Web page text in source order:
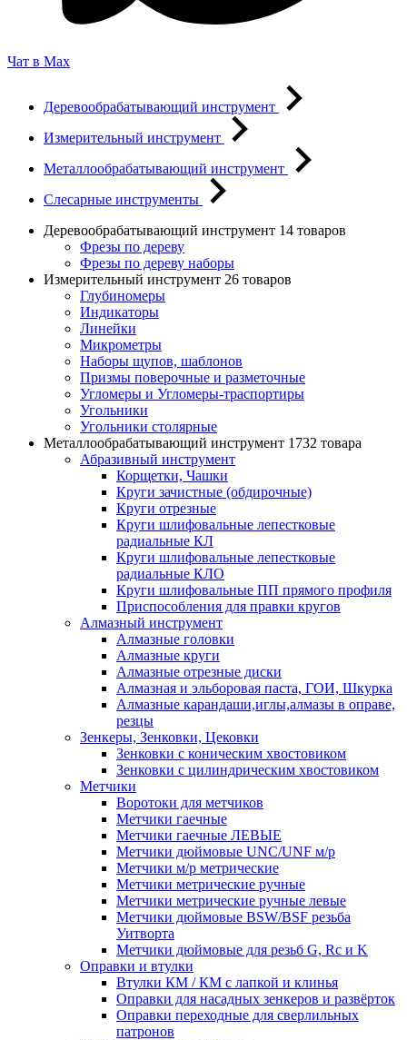
Чат в Max
Деревообрабатывающий инструмент
Измерительный инструмент
Металлообрабатывающий инструмент
Слесарные инструменты
Деревообрабатывающий инструмент 14 товаров
Фрезы по дереву
Фрезы по дереву наборы
Измерительный инструмент 26 товаров
Глубиномеры
Индикаторы
Линейки
Микрометры
Наборы щупов, шаблонов
Призмы поверочные и разметочные
Угломеры и Угломеры-траспортиры
Угольники
Угольники столярные
Металлообрабатывающий инструмент 1732 товара
Абразивный инструмент
Корщетки, Чашки
Круги зачистные (обдирочные)
Круги отрезные
Круги шлифовальные лепестковые
радиальные КЛ
Круги шлифовальные лепестковые
радиальные КЛО
Круги шлифовальные ПП прямого профиля
Приспособления для правки кругов
Алмазный инструмент
Алмазные головки
Алмазные круги
Алмазные отрезные диски
Алмазная и эльборовая паста, ГОИ, Шкурка
Алмазные карандаши,иглы,алмазы в оправе,
резцы
Зенкеры, Зенковки, Цековки
Зенковки с коническим хвостовиком
Зенковки с цилиндрическим хвостовиком
Метчики
Воротоки для метчиков
Метчики гаечные
Метчики гаечные ЛЕВЫЕ
Метчики дюймовые UNC/UNF м/р
Метчики м/р метрические
Метчики метрические ручные
Метчики метрические ручные левые
Метчики дюймовые BSW/BSF резьба
Уитворта
Метчики дюймовые для резьб G, Rc и K
Оправки и втулки
Втулки КМ / КМ с лапкой и клинья
Оправки для насадных зенкеров и развёрток
Оправки переходные для сверлильных
патронов